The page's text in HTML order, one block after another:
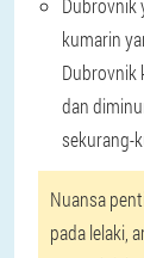
Dubrovnik
kumarin
Dubrovnik
dan
sekurang-
Nuansa
pada lelaki,